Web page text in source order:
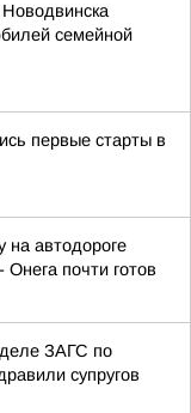
семейной
первые старты в
на автодороге
Онега почти готов
ЗАГС по
супругов